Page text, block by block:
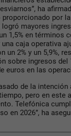
ha
por
logró mayores
1,5% en términos
caja operativa
un 2% y un 5,9%,
sobre ingresos del
euros en las
de la
pero en este
Telefónica
en 2026”, ha